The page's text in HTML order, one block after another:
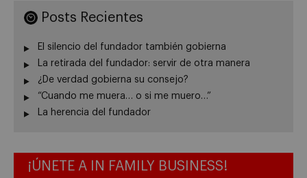
Posts Recientes
El silencio del fundador también gobierna
La retirada del fundador: servir de otra manera
¿De verdad gobierna su consejo?
“Cuando me muera… o si me muero…”
La herencia del fundador
¡ÚNETE A IN FAMILY BUSINESS!